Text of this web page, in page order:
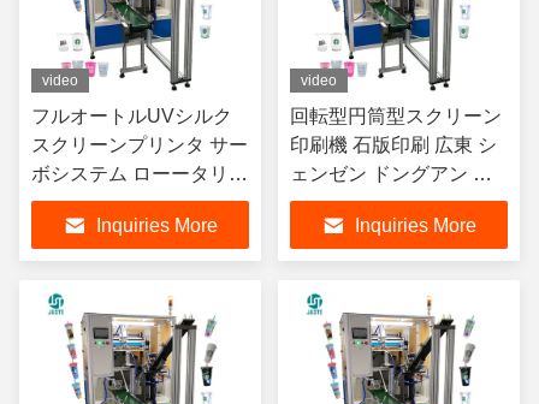
video
フルオートルUVシルク
スクリーンプリンタ サー
ボシステム ローータリー
シリンダ式スクリーンプ
リンタ 紙カップソフトチ
ューブボウル用
Inquiries More
video
回転型円筒型スクリーン
印刷機 石版印刷 広東 シ
ェンゼン ドングアン シ
ルクスクリーン印刷機 販
Inquiries More